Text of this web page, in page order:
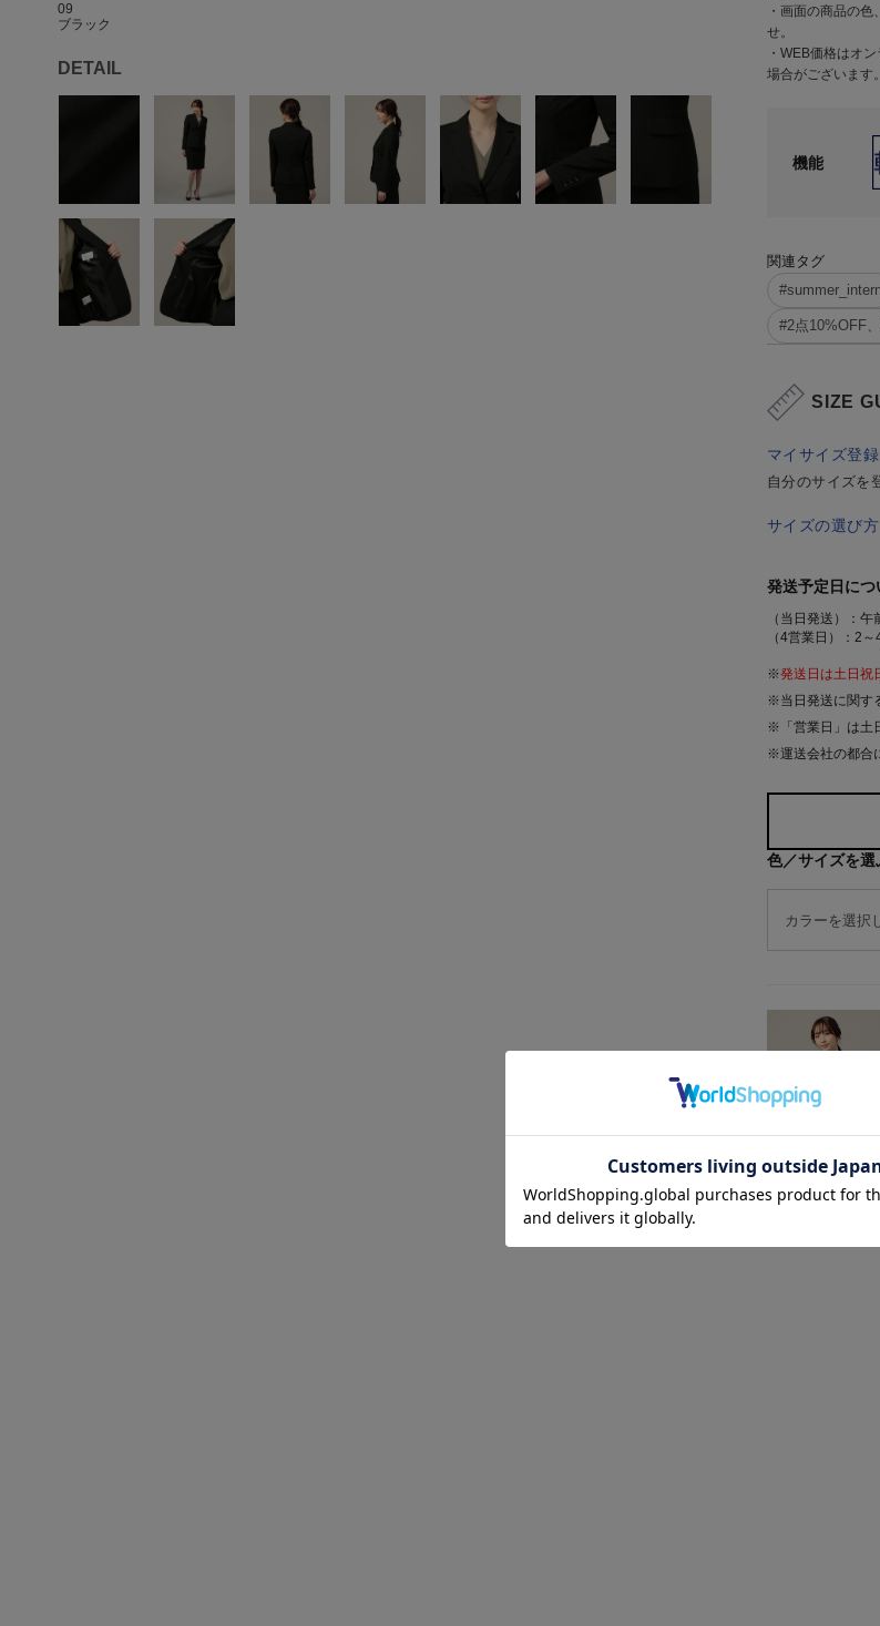
09
ブラック
DETAIL
・画面の商品の
せ。
・WEB価格はオ
場合がございます。
機能
関連タグ
#2点10%OFF
SIZE
マイサイズ登録
自分のサイズを
サイズの選び方
発送予定日につ
（当日発送）：
（4営業日）：2
※発送日は土日祝
※当日発送に関す
※「営業日」は土
※運送会社の都合
色／サイズを選